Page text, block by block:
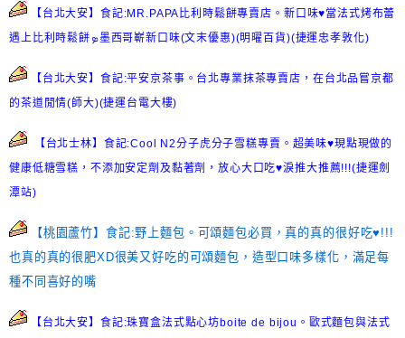
【台北大安】食記:MR.PAPA比利時鬆餅專賣店。新口味♥當法式烤布蕾
遇上比利時鬆餅ܤ墨西哥嶄新口味(文末優惠)(明曜百貨)(捷運忠孝敦化)
【台北大安】食記:平安京茶事。台北專業抹茶專賣店，在台北品嘗京都
的茶道閒情(師大)(捷運台電大樓)
【台北士林】食記:Cool N2分子虎分子雪糕專賣。超美味♥現點現做的
健康低糖雪糕，不添加安定劑及黏著劑，放心大口吃♥淚推大推薦!!!(捷運劍
潭站)
【桃園蘆竹】食記:野上麵包。可頌麵包必買，真的真的很好吃♥!!!
也真的真的很肥XD很美又好吃的可頌麵包，造型口味多樣化，滿足每
種不同喜好的嘴
【台北大安】食記:珠寶盒法式點心坊boite de bijou。歐式麵包與法式